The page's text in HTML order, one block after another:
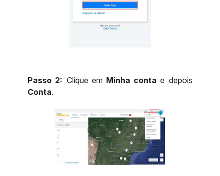
Passo 2: Clique em Minha conta e depois
Conta.